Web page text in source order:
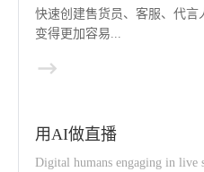
快速创建售货员、客服、代
变得更加容易...
用AI做直播
Digital humans engaging in live